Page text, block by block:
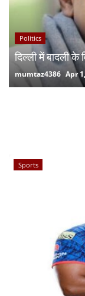
Politics
दिल्ली में बादली
mumtaz4386 Apr
Sports